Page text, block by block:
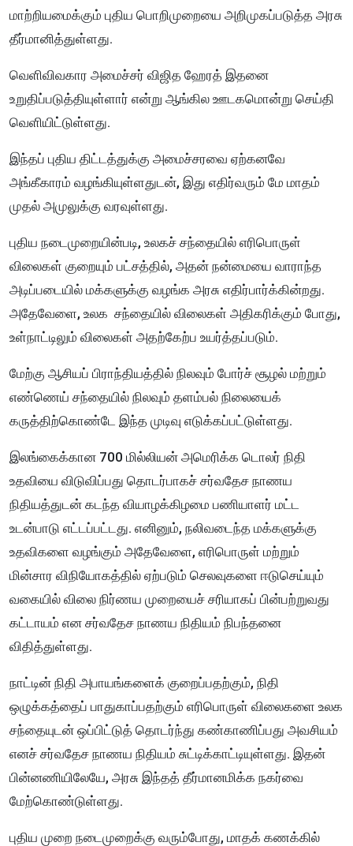
மாற்றியமைக்கும் புதிய பொறிமுறையை அறிமுகப்படுத்த அரசு
தீர்மானித்துள்ளது.
வெளிவிவகார அமைச்சர் விஜித ஹேரத் இதனை
உறுதிப்படுத்தியுள்ளார் என்று ஆங்கில ஊடகமொன்று செய்தி
வெளியிட்டுள்ளது.
இந்தப் புதிய திட்டத்துக்கு அமைச்சரவை ஏற்கனவே
அங்கீகாரம் வழங்கியுள்ளதுடன், இது எதிர்வரும் மே மாதம்
முதல் அமுலுக்கு வரவுள்ளது.
புதிய நடைமுறையின்படி, உலகச் சந்தையில் எரிபொருள்
விலைகள் குறையும் பட்சத்தில், அதன் நன்மையை வாராந்த
அடிப்படையில் மக்களுக்கு வழங்க அரசு எதிர்பார்க்கின்றது.
அதேவேளை, உலக சந்தையில் விலைகள் அதிகரிக்கும் போது,
உள்நாட்டிலும் விலைகள் அதற்கேற்ப உயர்த்தப்படும்.
மேற்கு ஆசியப் பிராந்தியத்தில் நிலவும் போர்ச் சூழல் மற்றும்
எண்ணெய் சந்தையில் நிலவும் தளம்பல் நிலையைக்
கருத்திற்கொண்டே இந்த முடிவு எடுக்கப்பட்டுள்ளது.
இலங்கைக்கான 700 மில்லியன் அமெரிக்க டொலர் நிதி
உதவியை விடுவிப்பது தொடர்பாகச் சர்வதேச நாணய
நிதியத்துடன் கடந்த வியாழக்கிழமை பணியாளர் மட்ட
உடன்பாடு எட்டப்பட்டது. எனினும், நலிவடைந்த மக்களுக்கு
உதவிகளை வழங்கும் அதேவேளை, எரிபொருள் மற்றும்
மின்சார விநியோகத்தில் ஏற்படும் செலவுகளை ஈடுசெய்யும்
வகையில் விலை நிர்ணய முறையைச் சரியாகப் பின்பற்றுவது
கட்டாயம் என சர்வதேச நாணய நிதியம் நிபந்தனை
விதித்துள்ளது.
நாட்டின் நிதி அபாயங்களைக் குறைப்பதற்கும், நிதி
ஒழுக்கத்தைப் பாதுகாப்பதற்கும் எரிபொருள் விலைகளை உலக
சந்தையுடன் ஒப்பிட்டுத் தொடர்ந்து கண்காணிப்பது அவசியம்
எனச் சர்வதேச நாணய நிதியம் சுட்டிக்காட்டியுள்ளது. இதன்
பின்னணியிலேயே, அரசு இந்தத் தீர்மானமிக்க நகர்வை
மேற்கொண்டுள்ளது.
புதிய முறை நடைமுறைக்கு வரும்போது, மாதக் கணக்கில்